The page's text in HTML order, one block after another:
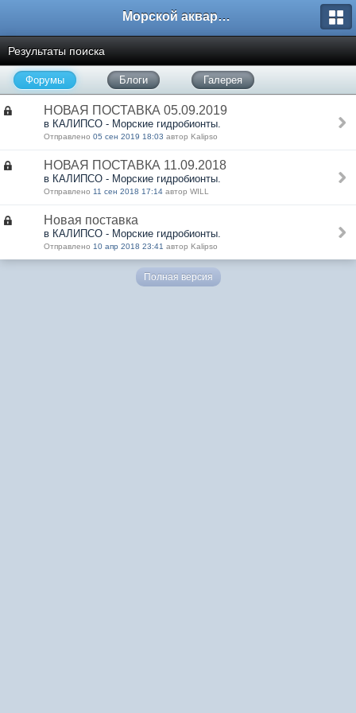
Морской аквариум. Форумы ReefCentral.ru
Результаты поиска
Форумы Блоги Галерея
НОВАЯ ПОСТАВКА 05.09.2019
в КАЛИПСО - Морские гидробионты.
Отправлено 05 сен 2019 18:03 автор Kalipso
НОВАЯ ПОСТАВКА 11.09.2018
в КАЛИПСО - Морские гидробионты.
Отправлено 11 сен 2018 17:14 автор WILL
Новая поставка
в КАЛИПСО - Морские гидробионты.
Отправлено 10 апр 2018 23:41 автор Kalipso
Полная версия